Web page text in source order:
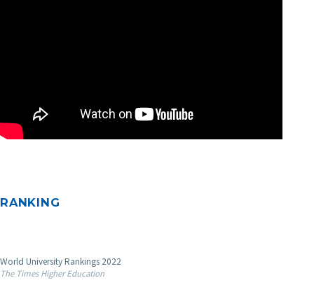
RANKING
World University Rankings 2022
The Times Higher Education